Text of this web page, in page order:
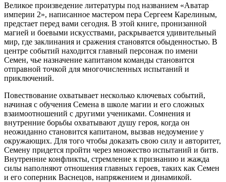
Великое произведение литературы под названием «Аватар
империи 2», написанное мастером пера Сергеем Карелиным,
предстает перед вами сегодня. В этой книге, пронизанной
магией и боевыми искусствами, раскрывается удивительный
мир, где заклинания и сражения становятся обыденностью. В
центре событий находится главный персонаж по имени
Семен, чье назначение капитаном команды становится
отправной точкой для многочисленных испытаний и
приключений.
Повествование охватывает несколько ключевых событий,
начиная с обучения Семена в школе магии и его сложных
взаимоотношений с другими учениками. Сомнения и
внутренние борьбы охватывают душу героя, когда он
неожиданно становится капитаном, вызвав недоумение у
окружающих. Для того чтобы доказать свою силу и авторитет,
Семену придется пройти через множество испытаний и битв.
Внутренние конфликты, стремление к признанию и жажда
силы наполняют отношения главных героев, таких как Семен
и его соперник Васнецов, напряжением и динамикой.